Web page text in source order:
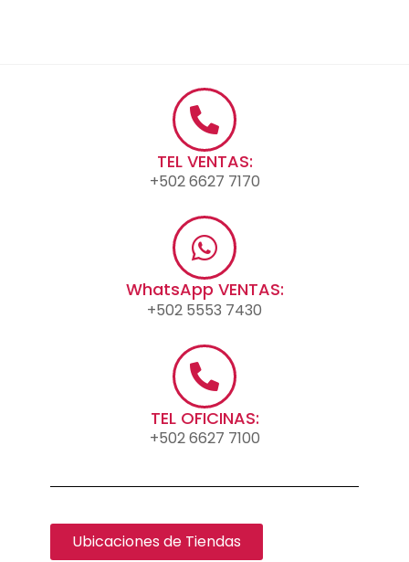
TEL VENTAS:
+502 6627 7170
WhatsApp VENTAS:
+502 5553 7430
TEL OFICINAS:
+502 6627 7100
Ubicaciones de Tiendas